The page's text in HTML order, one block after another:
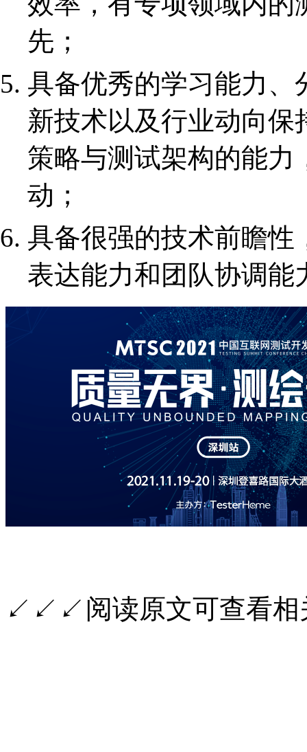
先；
具备优秀的学习能力、
新技术以及行业动向
策略与测试架构的能力
动；
具备很强的技术前瞻性
表达能力和团队协调能
↙↙↙阅读原文可查看相